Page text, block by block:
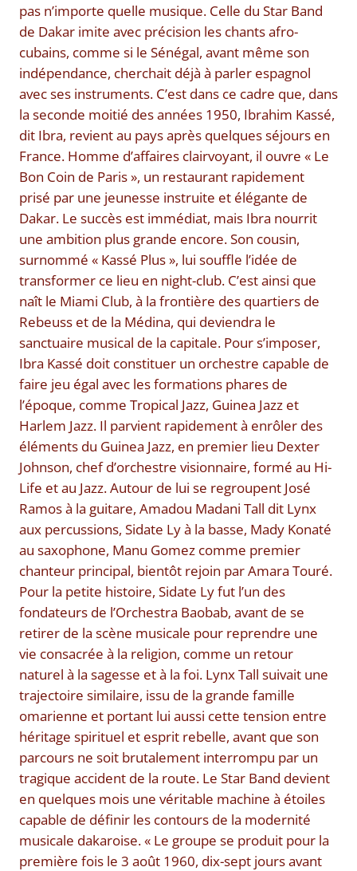
pas n’importe quelle musique. Celle du Star Band
de Dakar imite avec précision les chants afro-
cubains, comme si le Sénégal, avant même son
indépendance, cherchait déjà à parler espagnol
avec ses instruments. C’est dans ce cadre que, dans
la seconde moitié des années 1950, Ibrahim Kassé,
dit Ibra, revient au pays après quelques séjours en
France. Homme d’affaires clairvoyant, il ouvre « Le
Bon Coin de Paris », un restaurant rapidement
prisé par une jeunesse instruite et élégante de
Dakar. Le succès est immédiat, mais Ibra nourrit
une ambition plus grande encore. Son cousin,
surnommé « Kassé Plus », lui souffle l’idée de
transformer ce lieu en night-club. C’est ainsi que
naît le Miami Club, à la frontière des quartiers de
Rebeuss et de la Médina, qui deviendra le
sanctuaire musical de la capitale. Pour s’imposer,
Ibra Kassé doit constituer un orchestre capable de
faire jeu égal avec les formations phares de
l’époque, comme Tropical Jazz, Guinea Jazz et
Harlem Jazz. Il parvient rapidement à enrôler des
éléments du Guinea Jazz, en premier lieu Dexter
Johnson, chef d’orchestre visionnaire, formé au Hi-
Life et au Jazz. Autour de lui se regroupent José
Ramos à la guitare, Amadou Madani Tall dit Lynx
aux percussions, Sidate Ly à la basse, Mady Konaté
au saxophone, Manu Gomez comme premier
chanteur principal, bientôt rejoin par Amara Touré.
Pour la petite histoire, Sidate Ly fut l’un des
fondateurs de l’Orchestra Baobab, avant de se
retirer de la scène musicale pour reprendre une
vie consacrée à la religion, comme un retour
naturel à la sagesse et à la foi. Lynx Tall suivait une
trajectoire similaire, issu de la grande famille
omarienne et portant lui aussi cette tension entre
héritage spirituel et esprit rebelle, avant que son
parcours ne soit brutalement interrompu par un
tragique accident de la route. Le Star Band devient
en quelques mois une véritable machine à étoiles
capable de définir les contours de la modernité
musicale dakaroise. « Le groupe se produit pour la
première fois le 3 août 1960, dix-sept jours avant